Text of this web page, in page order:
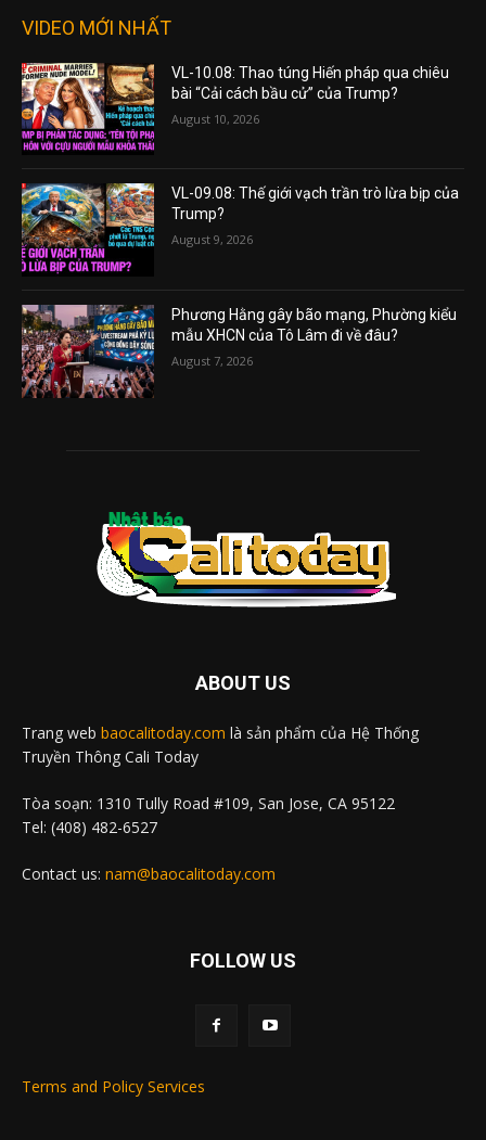
VIDEO MỚI NHẤT
VL-10.08: Thao túng Hiến pháp qua chiêu
bài “Cải cách bầu cử” của Trump?
August 10, 2026
VL-09.08: Thế giới vạch trần trò lừa bịp của
Trump?
August 9, 2026
Phương Hằng gây bão mạng, Phường kiểu
mẫu XHCN của Tô Lâm đi về đâu?
August 7, 2026
ABOUT US
Trang web baocalitoday.com là sản phẩm của Hệ Thống
Truyền Thông Cali Today
Tòa soạn: 1310 Tully Road #109, San Jose, CA 95122
Tel: (408) 482-6527
Contact us: nam@baocalitoday.com
FOLLOW US
Terms and Policy Services